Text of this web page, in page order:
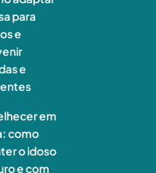
para
e
e
em
como
o idoso
e com